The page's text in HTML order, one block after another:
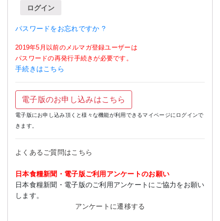
ログイン
パスワードをお忘れですか ?
2019年5月以前のメルマガ登録ユーザーは
パスワードの再発行手続きが必要です。
手続きはこちら
電子版のお申し込みはこちら
電子版にお申し込み頂くと様々な機能が利用できるマイページにログインで
きます。
よくあるご質問はこちら
日本食糧新聞・電子版ご利用アンケートのお願い
日本食糧新聞・電子版のご利用アンケートにご協力をお願い
します。
アンケートに遷移する